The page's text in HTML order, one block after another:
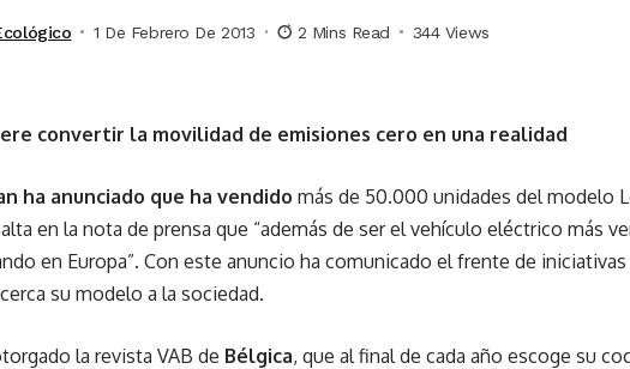
1 De Febrero De 2013 2 Mins Read 344 Views
convertir la movilidad de emisiones cero en una realidad
ha anunciado que ha vendido más de 50.000 unidades del modelo
en la nota de prensa que “además de ser el vehículo eléctrico más
en Europa”. Con este anuncio ha comunicado el frente de
su modelo a la sociedad.
la revista VAB de Bélgica, que al final de cada año escoge su